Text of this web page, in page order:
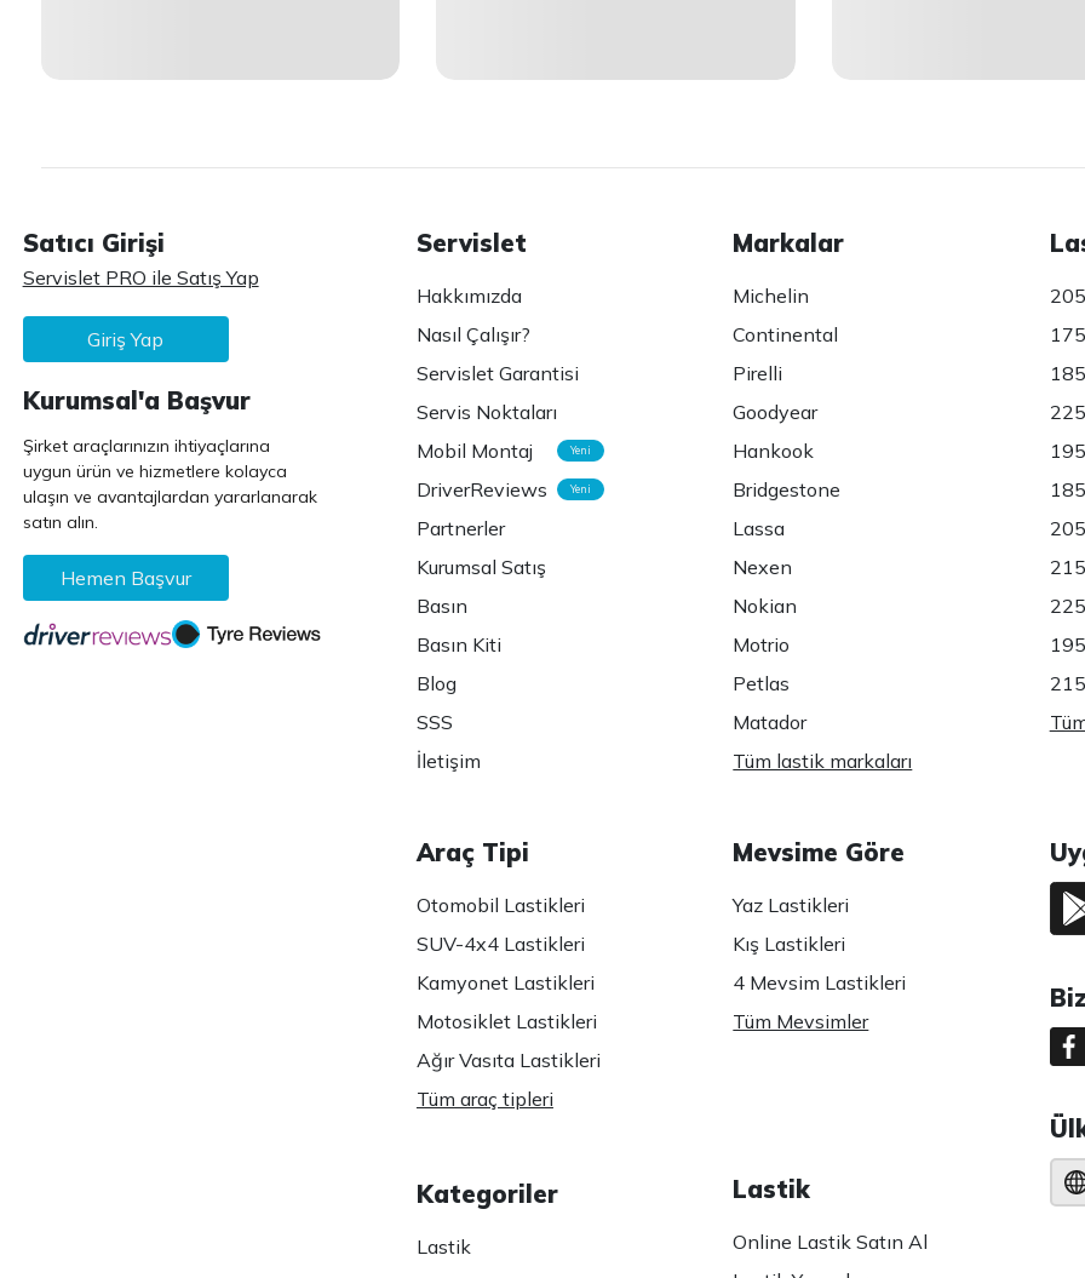
Satıcı Girişi
Servislet PRO ile Satış Yap
Giriş Yap
Kurumsal'a Başvur
Şirket araçlarınızın ihtiyaçlarına
uygun ürün ve hizmetlere kolayca
ulaşın ve avantajlardan yararlanarak
satın alın.
Hemen Başvur
Servislet
Hakkımızda
Nasıl Çalışır?
Servislet Garantisi
Servis Noktaları
Mobil Montaj
Yeni
DriverReviews Yeni
Partnerler
Kurumsal Satış
Basın
Basın Kiti
Blog
SSS
İletişim
Markalar
Michelin
Continental
Pirelli
Goodyear
Hankook
Bridgestone
Lassa
Nexen
Nokian
Motrio
Petlas
Matador
Tüm lastik markaları
Araç Tipi
Otomobil Lastikleri
SUV-4x4 Lastikleri
Kamyonet Lastikleri
Motosiklet Lastikleri
Ağır Vasıta Lastikleri
Tüm araç tipleri
Kategoriler
Lastik
Mevsime Göre
Yaz Lastikleri
Kış Lastikleri
4 Mevsim Lastikleri
Tüm Mevsimler
Lastik
Online Lastik Satın Al